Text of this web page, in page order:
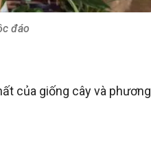
đáo
của giống cây và phương